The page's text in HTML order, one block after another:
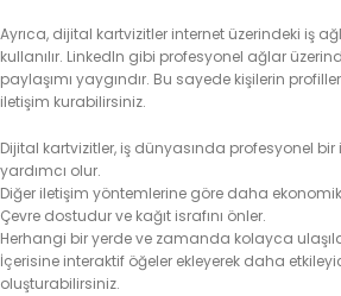
Ayrıca, dijital kartvizitler internet üzerindeki iş
kullanılır. LinkedIn gibi profesyonel ağlar
paylaşımı yaygındır. Bu sayede kişilerin
iletişim kurabilirsiniz.
Dijital kartvizitler, iş dünyasında profesyonel
yardımcı olur.
Diğer iletişim yöntemlerine göre daha
Çevre dostudur ve kağıt israfını önler.
Herhangi bir yerde ve zamanda kolayca
İçerisine interaktif öğeler ekleyerek daha
oluşturabilirsiniz.